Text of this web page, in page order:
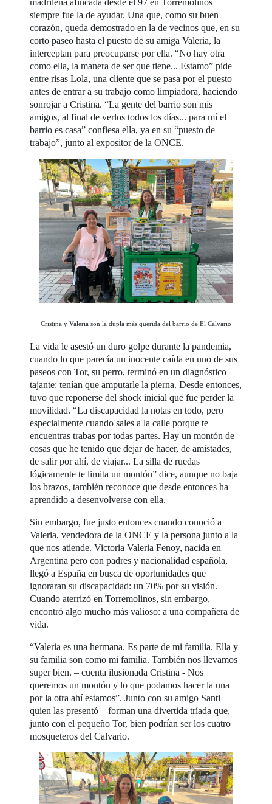
siempre fue la de ayudar. Una que, como su buen
corazón, queda demostrado en la de vecinos que, en su
corto paseo hasta el puesto de su amiga Valeria, la
interceptan para preocuparse por ella. “No hay otra
como ella, la manera de ser que tiene... Estamo” pide
entre risas Lola, una cliente que se pasa por el puesto
antes de entrar a su trabajo como limpiadora, haciendo
sonrojar a Cristina. “La gente del barrio son mis
amigos, al final de verlos todos los días... para mí el
barrio es casa” confiesa ella, ya en su “puesto de
trabajo”, junto al expositor de la ONCE.
Cristina y Valeria son la dupla más querida del barrio de El Calvario
La vida le asestó un duro golpe durante la pandemia,
cuando lo que parecía un inocente caída en uno de sus
paseos con Tor, su perro, terminó en un diagnóstico
tajante: tenían que amputarle la pierna. Desde entonces,
tuvo que reponerse del shock inicial que fue perder la
movilidad. “La discapacidad la notas en todo, pero
especialmente cuando sales a la calle porque te
encuentras trabas por todas partes. Hay un montón de
cosas que he tenido que dejar de hacer, de amistades,
de salir por ahí, de viajar... La silla de ruedas
lógicamente te limita un montón” dice, aunque no baja
los brazos, también reconoce que desde entonces ha
aprendido a desenvolverse con ella.
Sin embargo, fue justo entonces cuando conoció a
Valeria, vendedora de la ONCE y la persona junto a la
que nos atiende. Victoria Valeria Fenoy, nacida en
Argentina pero con padres y nacionalidad española,
llegó a España en busca de oportunidades que
ignoraran su discapacidad: un 70% por su visión.
Cuando aterrizó en Torremolinos, sin embargo,
encontró algo mucho más valioso: a una compañera de
vida.
“Valeria es una hermana. Es parte de mi familia. Ella y
su familia son como mi familia. También nos llevamos
super bien. – cuenta ilusionada Cristina - Nos
queremos un montón y lo que podamos hacer la una
por la otra ahí estamos”. Junto con su amigo Santi –
quien las presentó – forman una divertida tríada que,
junto con el pequeño Tor, bien podrían ser los cuatro
mosqueteros del Calvario.